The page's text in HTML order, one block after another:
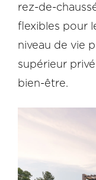
rez-de-
flexibles pour
niveau de vie
supérieur
bien-être.